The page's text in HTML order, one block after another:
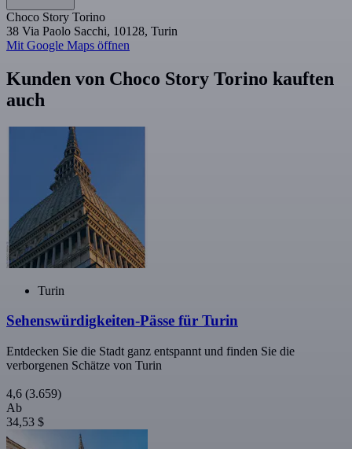
Choco Story Torino
38 Via Paolo Sacchi, 10128, Turin
Mit Google Maps öffnen
Kunden von Choco Story Torino kauften
auch
Turin
Sehenswürdigkeiten-Pässe für Turin
Entdecken Sie die Stadt ganz entspannt und finden Sie die
verborgenen Schätze von Turin
4,6 (3.659)
Ab
34,53 $